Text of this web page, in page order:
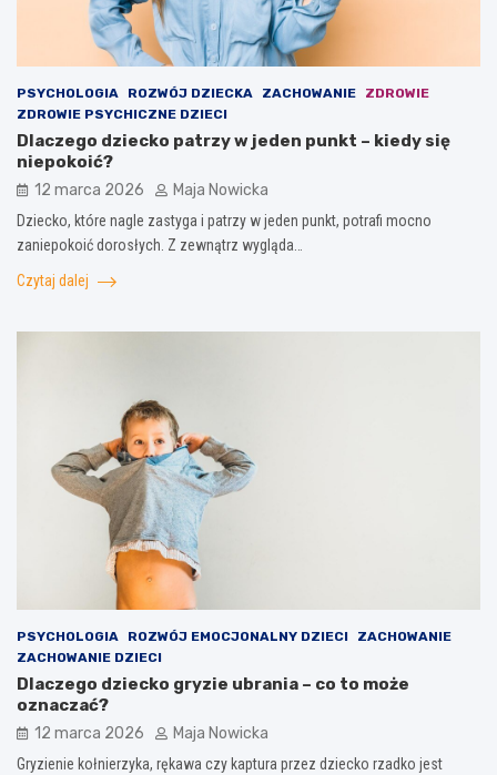
PSYCHOLOGIA ROZWÓJ DZIECKA ZACHOWANIE
ZDROWIE
ZDROWIE PSYCHICZNE DZIECI
Dlaczego dziecko patrzy w jeden punkt – kiedy się
niepokoić?
12 marca 2026 Maja Nowicka
Dziecko, które nagle zastyga i patrzy w jeden punkt, potrafi mocno
zaniepokoić dorosłych. Z zewnątrz wygląda…
Czytaj dalej
PSYCHOLOGIA ROZWÓJ EMOCJONALNY DZIECI
ZACHOWANIE
ZACHOWANIE DZIECI
Dlaczego dziecko gryzie ubrania – co to może
oznaczać?
12 marca 2026 Maja Nowicka
Gryzienie kołnierzyka, rękawa czy kaptura przez dziecko rzadko jest